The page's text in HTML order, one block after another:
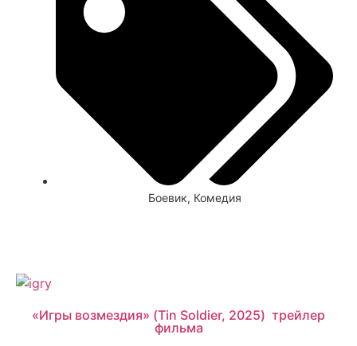
Боевик, Комедия
«Игры возмездия» (Tin Soldier, 2025) трейлер
фильма